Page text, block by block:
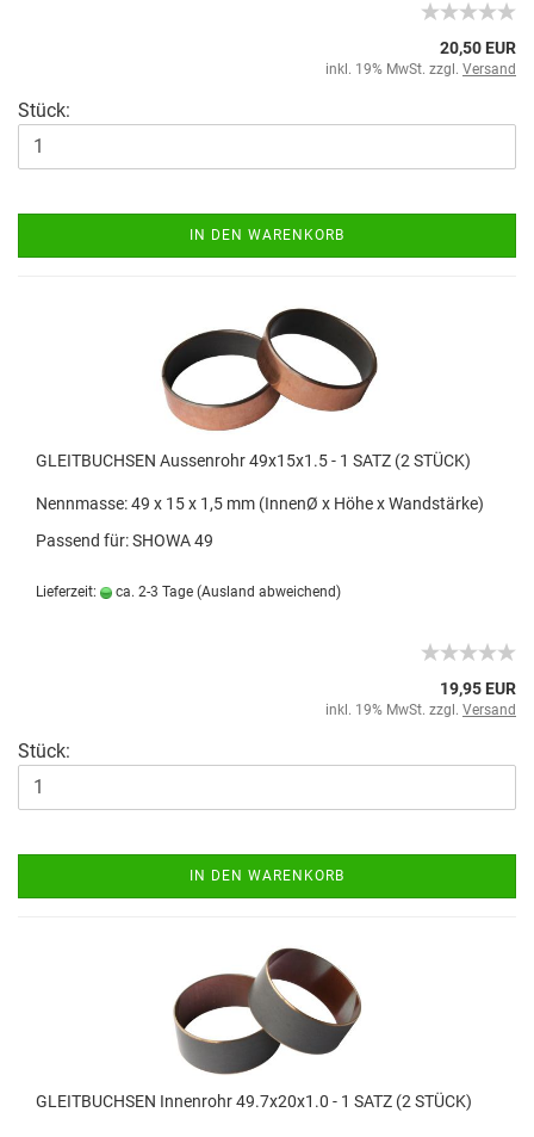
20,50 EUR
inkl. 19% MwSt. zzgl. Versand
Stück:
IN DEN WARENKORB
GLEITBUCHSEN Aussenrohr 49x15x1.5 - 1 SATZ (2 STÜCK)
Nennmasse: 49 x 15 x 1,5 mm (InnenØ x Höhe x Wandstärke)
Passend für: SHOWA 49
Lieferzeit: ca. 2-3 Tage (Ausland abweichend)
19,95 EUR
inkl. 19% MwSt. zzgl. Versand
Stück:
IN DEN WARENKORB
GLEITBUCHSEN Innenrohr 49.7x20x1.0 - 1 SATZ (2 STÜCK)